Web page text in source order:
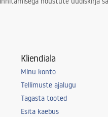
Kliendiala
Minu konto
Tellimuste ajalugu
Tagasta tooted
Esita kaebus